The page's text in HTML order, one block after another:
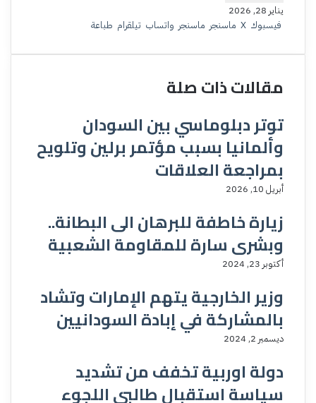
يناير 28, 2026
فيسبوك ‫X ماسنجر ماسنجر واتساب تيلقرام طباعة
مقالات ذات صلة
توتر دبلوماسي بين السودان
وألمانيا بسبب مؤتمر برلين وتلويح
بمراجعة العلاقات
أبريل 10, 2026
زيارة خاطفة للبرهان الى البطانة..
وبشرى سارة للمقاومة الشعبية
أكتوبر 23, 2024
وزير الخارجية يتهم الإمارات وتشاد
بالمشاركة في إبادة السودانيين
ديسمبر 2, 2024
دولة اوربية تخفف من تشديد
سياسة استقبال طالبي اللجوء